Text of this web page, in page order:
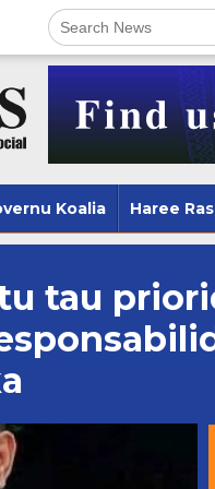
Koalia Haree
tau